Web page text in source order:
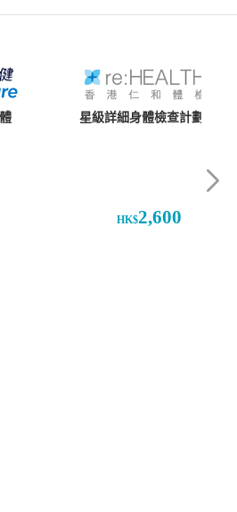
星級詳細身體檢查計劃
HK$2,600